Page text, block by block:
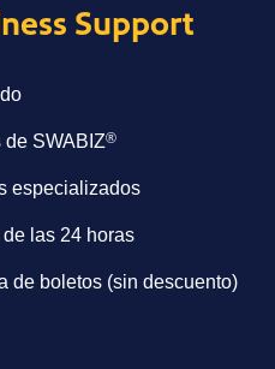
Support
de SWABIZ®
especializados
las 24 horas
de boletos (sin descuento)